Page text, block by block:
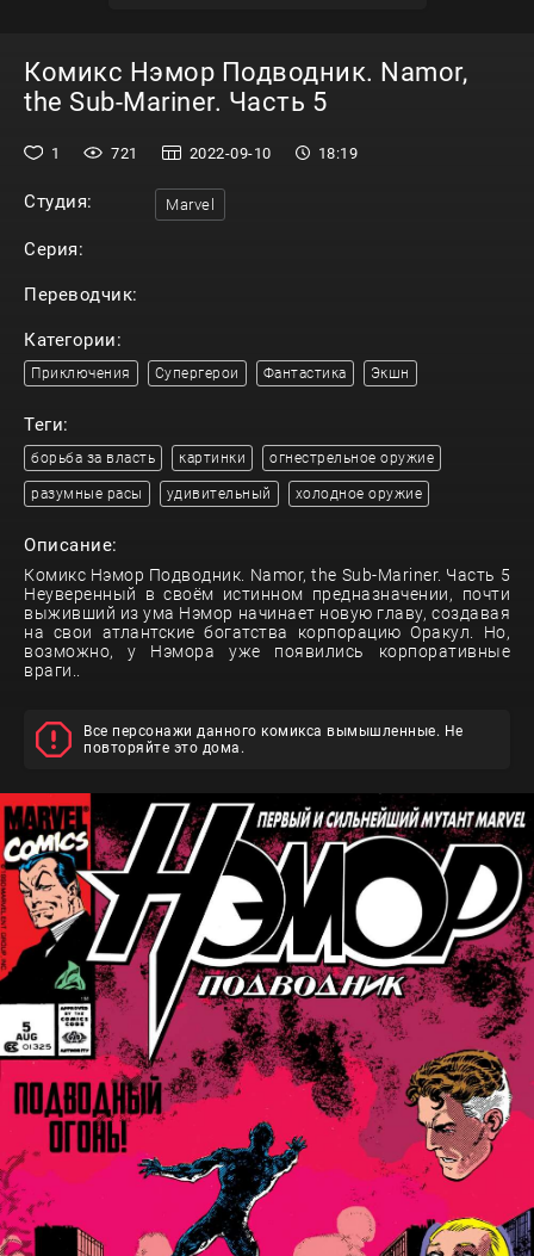
Комикс Нэмор Подводник. Namor,
the Sub-Mariner. Часть 5
1 721 2022-09-10 18:19
Студия: Marvel
Серия:
Переводчик:
Категории:
Приключения Супергерои Фантастика Экшн
Теги:
борьба за власть картинки огнестрельное оружие
разумные расы удивительный холодное оружие
Описание:
Комикс Нэмор Подводник. Namor, the Sub-Mariner. Часть 5
Неуверенный в своём истинном предназначении, почти
выживший из ума Нэмор начинает новую главу, создавая
на свои атлантские богатства корпорацию Оракул. Но,
возможно, у Нэмора уже появились корпоративные
враги..
Все персонажи данного комикса вымышленные. Не
повторяйте это дома.